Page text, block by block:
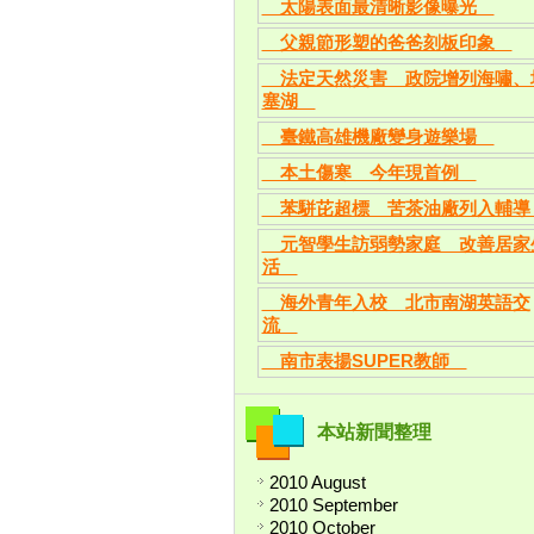
太陽表面最清晰影像曝光
父親節形塑的爸爸刻板印象
法定天然災害 政院增列海嘯、
塞湖
臺鐵高雄機廠變身遊樂場
本土傷寒 今年現首例
苯駢芘超標 苦茶油廠列入輔
元智學生訪弱勢家庭 改善居家
活
海外青年入校 北市南湖英語交
流
南市表揚SUPER教師
本站新聞整理
2010 August
2010 September
2010 October